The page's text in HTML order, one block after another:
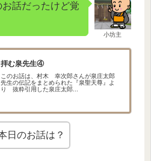
小坊主
話だったけど覚
拝む泉先生④
このお話は、村木 幸次郎さんが泉庄太郎
先生の伝記をまとめられた『泉聖天尊』よ
り 抜粋引用した泉庄太郎...
日のお話は？